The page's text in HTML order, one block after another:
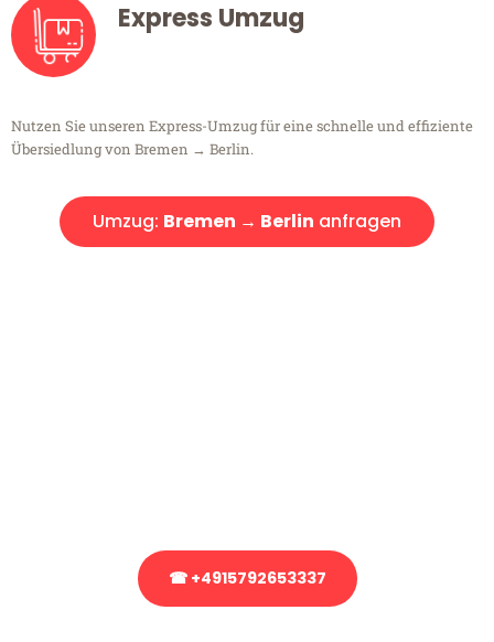
Express Umzug
Nutzen Sie unseren Express-Umzug für eine schnelle und effiziente
Übersiedlung von Bremen → Berlin.
Umzug: Bremen → Berlin anfragen
☎ +4915792653337